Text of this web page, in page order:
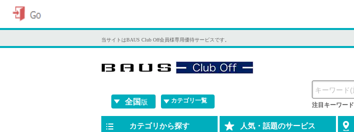
当サイトはBAUS Club Off会員様専用優待サービスです。
全国 版 カテゴリ一覧
注目キーワード
カテゴリから探す 人気・話題のサービス